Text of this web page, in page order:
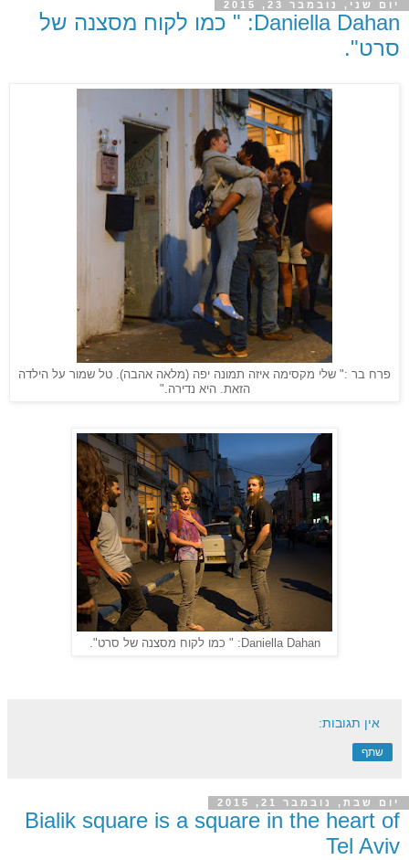
יום שני, נובמבר 23, 2015
Daniella Dahan: " כמו לקוח מסצנה של
סרט".
פרח בר :" שלי מקסימה איזה תמונה יפה (מלאה אהבה). טל שמור על הילדה
הזאת. היא נדירה."
Daniella Dahan: " כמו לקוח מסצנה של סרט".
אין תגובות:
שתף
יום שבת, נובמבר 21, 2015
Bialik square is a square in the heart of
Tel Aviv